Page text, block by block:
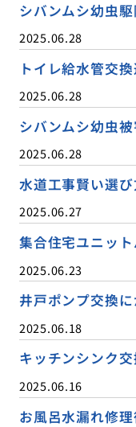
シバンムシ幼虫
2025.06.28
トイレ給水管交
2025.06.28
シバンムシ幼虫
2025.06.28
水道工事賢い選び
2025.06.27
集合住宅ユニッ
2025.06.23
井戸ポンプ交換
2025.06.18
キッチンシンク
2025.06.16
お風呂水漏れ修